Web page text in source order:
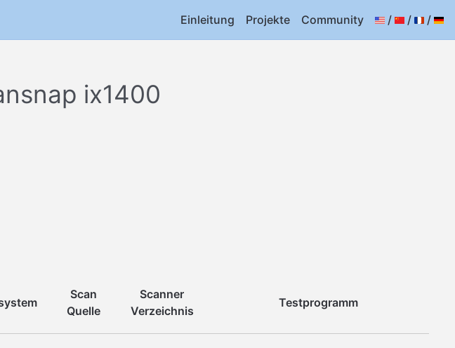
Einleitung Projekte Community / / /
ix1400
Scan
Quelle
Scanner
Verzeichnis
Testprogramm